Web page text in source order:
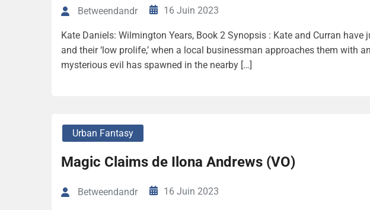
Betweendandr 16 Juin 2023
Kate Daniels: Wilmington Years, Book 2 Synopsis : Kate and Curran
and their ‘low prolife,’ when a local businessman approaches them with
mysterious evil has spawned in the nearby […]
Urban Fantasy
Magic Claims de Ilona Andrews (VO)
Betweendandr 16 Juin 2023